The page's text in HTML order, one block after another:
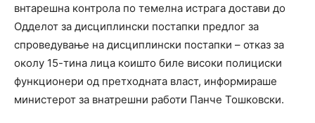
внтарешна контрола по темелна истрага достави до
Одделот за дисциплински постапки предлог за
спроведување на дисциплински постапки – отказ за
околу 15-тина лица коишто биле високи полициски
функционери од претходната власт, информираше
министерот за внатрешни работи Панче Тошковски.